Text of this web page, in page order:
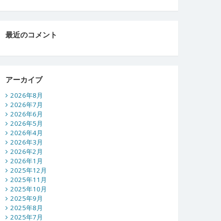
最近のコメント
アーカイブ
2026年8月
2026年7月
2026年6月
2026年5月
2026年4月
2026年3月
2026年2月
2026年1月
2025年12月
2025年11月
2025年10月
2025年9月
2025年8月
2025年7月